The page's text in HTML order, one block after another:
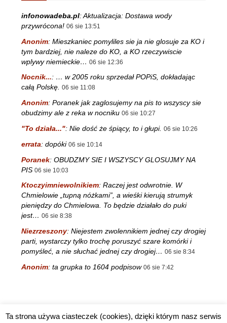
infonowadeba.pl:Aktualizacja: Dostawa wody
przywrócona! 06 sie 13:51
Anonim: Mieszkaniec pomyliles sie ja nie glosuje za KO i
tym bardziej, nie naleze do KO, a KO rzeczywiscie
wplywy niemieckie… 06 sie 12:36
Nocnik...: … w 2005 roku sprzedał POPiS, dokładając
całą Polskę. 06 sie 11:08
Anonim: Poranek jak zaglosujemy na pis to wszyscy sie
obudzimy ale z reka w nocniku 06 sie 10:27
"To działa...": Nie dość że śpiący, to i głupi. 06 sie 10:26
errata: dopóki 06 sie 10:14
Poranek: OBUDZMY SIE I WSZYSCY GLOSUJMY NA
PIS 06 sie 10:03
Ktoczyimniewolnikiem: Raczej jest odwrotnie. W
Chmielowie „tupną nóżkami”, a wieśki kierują strumyk
pieniędzy do Chmielowa. To będzie działało do puki
jest… 06 sie 8:38
Niezrzeszony: Niejestem zwolennikiem jednej czy drogiej
parti, wystarczy tylko trochę poruszyć szare komórki i
pomyśleć, a nie słuchać jednej czy drogiej… 06 sie 8:34
Anonim: ta grupka to 1604 podpisow 06 sie 7:42
Ta strona używa ciasteczek (cookies), dzięki którym nasz serwis